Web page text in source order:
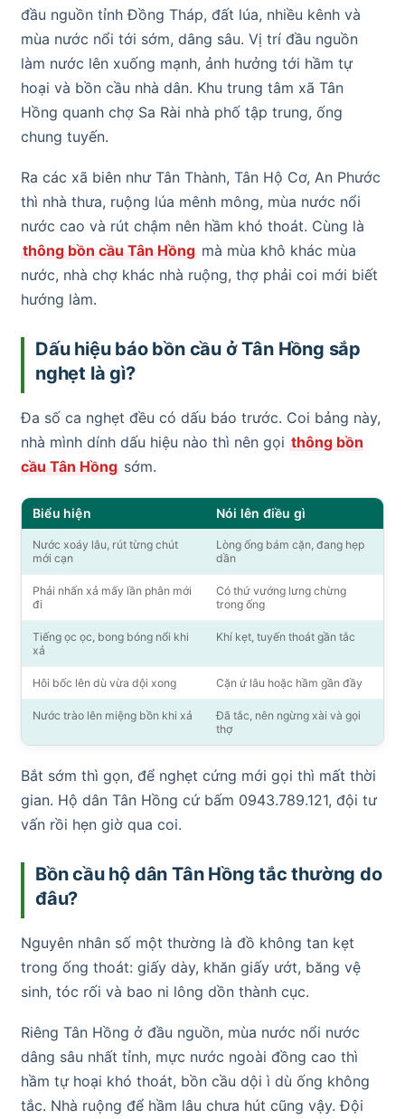
đầu nguồn tỉnh Đồng Tháp, đất lúa, nhiều kênh và
mùa nước nổi tới sớm, dâng sâu. Vị trí đầu nguồn
làm nước lên xuống mạnh, ảnh hưởng tới hầm tự
hoại và bồn cầu nhà dân. Khu trung tâm xã Tân
Hồng quanh chợ Sa Rài nhà phố tập trung, ống
chung tuyến.
Ra các xã biên như Tân Thành, Tân Hộ Cơ, An Phước
thì nhà thưa, ruộng lúa mênh mông, mùa nước nổi
nước cao và rút chậm nên hầm khó thoát. Cùng là
thông bồn cầu Tân Hồng mà mùa khô khác mùa
nước, nhà chợ khác nhà ruộng, thợ phải coi mới biết
hướng làm.
Dấu hiệu báo bồn cầu ở Tân Hồng sắp
nghẹt là gì?
Đa số ca nghẹt đều có dấu báo trước. Coi bảng này,
nhà mình dính dấu hiệu nào thì nên gọi thông bồn
cầu Tân Hồng sớm.
Biểu hiện Nói lên điều gì
Nước xoáy lâu, rút từng chút
mới cạn
Lòng ống bám cặn, đang hẹp
dần
Phải nhấn xả mấy lần phân mới
đi
Có thứ vướng lưng chừng
trong ống
Tiếng ọc ọc, bong bóng nổi khi
xả
Khí kẹt, tuyến thoát gần tắc
Hôi bốc lên dù vừa dội xong Cặn ứ lâu hoặc hầm gần đầy
Nước trào lên miệng bồn khi xả
Đã tắc, nên ngừng xài và gọi
thợ
Bắt sớm thì gọn, để nghẹt cứng mới gọi thì mất thời
gian. Hộ dân Tân Hồng cứ bấm 0943.789.121, đội tư
vấn rồi hẹn giờ qua coi.
Bồn cầu hộ dân Tân Hồng tắc thường do
đâu?
Nguyên nhân số một thường là đồ không tan kẹt
trong ống thoát: giấy dày, khăn giấy ướt, băng vệ
sinh, tóc rối và bao ni lông dồn thành cục.
Riêng Tân Hồng ở đầu nguồn, mùa nước nổi nước
dâng sâu nhất tỉnh, mực nước ngoài đồng cao thì
hầm tự hoại khó thoát, bồn cầu dội ì dù ống không
tắc. Nhà ruộng để hầm lâu chưa hút cũng vậy. Đội